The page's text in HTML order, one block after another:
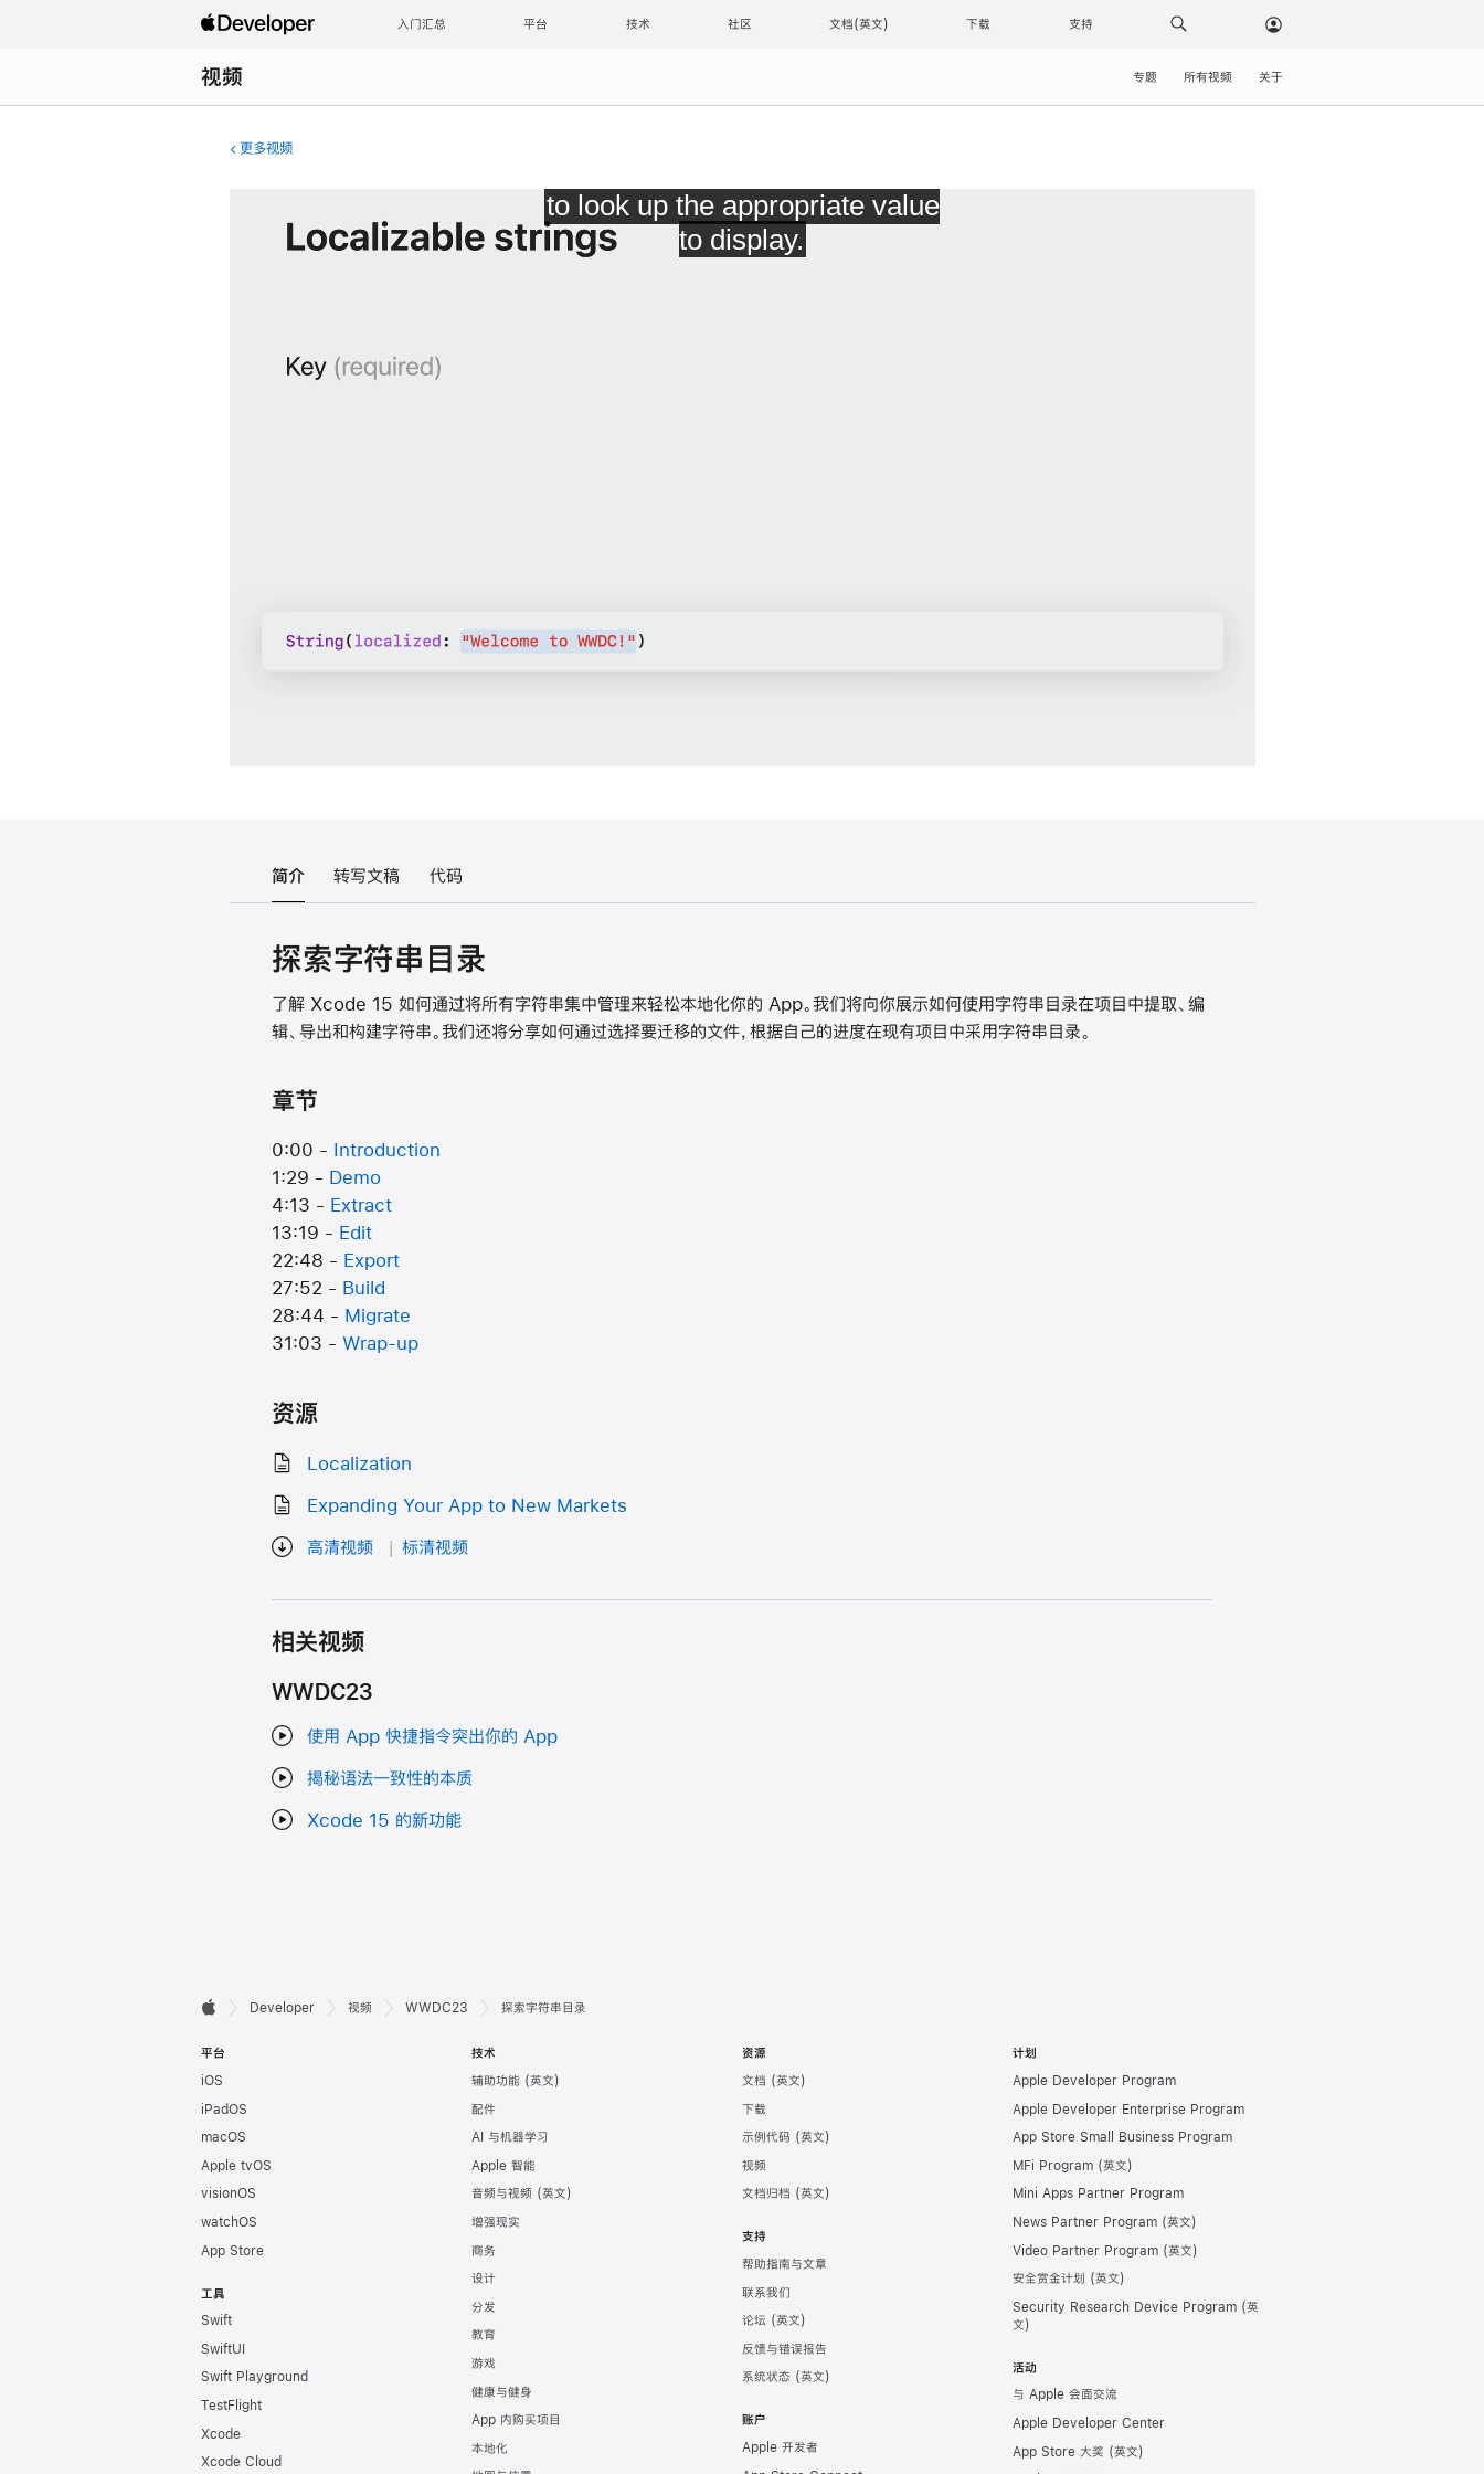
入门汇总 平台 技术 社区 文档 下载 支持
视频 专题 所有视频 关于
更多视频
简介 转写文稿 代码
探索字符串目录
了解 Xcode 15 如何通过将所有字符串集中管理来轻松本地化你的 App。我们将向你展示如何使用字符串目录在项目中提取、编
辑、导出和构建字符串。我们还将分享如何通过选择要迁移的文件，根据自己的进度在现有项目中采用字符串目录。
章节
0:00 -
Introduction
1:29 - Demo
4:13 - Extract
13:19 - Edit
22:48 - Export
27:52 - Build
28:44 - Migrate
31:03 -Wrap-up
资源
Localization
Expanding Your App to New Markets
高清视频 标清视频
相关视频
WWDC23
使用 App 快捷指令突出你的 App
揭秘语法一致性的本质
Xcode 15 的新功能
开
发
者
页
脚

Developer 视频 WWDC23 探索字符串目录
平台
iOS
iPadOS
macOS
Apple tvOS
visionOS
watchOS
App Store
工具
Swift
SwiftUI
Swift Playground
TestFlight
Xcode
Xcode Cloud
技术
辅助功能
配件
AI 与机器学习
Apple 智能
音频与视频
增强现实
商务
设计
分发
教育
游戏
健康与健身
App 内购买项目
本地化
资源
文档
下载
示例代码
视频
文档归档
支持
帮助指南与文章
联系我们
论坛
反馈与错误报告
系统状态
账户
Apple 开发者
计划
Apple Developer Program
Apple Developer Enterprise Program
App Store Small Business Program
MFi Program
Mini Apps Partner Program
News Partner Program
Video Partner Program
安全赏金计划
Security Research Device Program
活动
与 Apple 会面交流
Apple Developer Center
App Store 大奖